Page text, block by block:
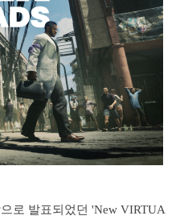
로 발표되었던 'New VIRTUA